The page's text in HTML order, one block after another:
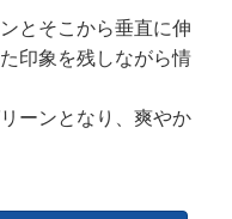
とそこから垂直に伸
印象を残しながら情
ーンとなり、爽やか